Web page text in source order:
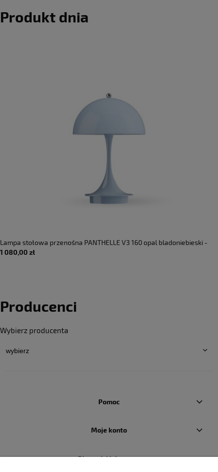
Produkt dnia
Lampa stołowa przenośna PANTHELLE V3 160 opal bladoniebieski -
LED 2.5W 2700K IP44 - LOUIS POULSEN
1 080,00 zł
Producenci
Wybierz producenta
Pomoc
Moje konto
Płatności i dostawa